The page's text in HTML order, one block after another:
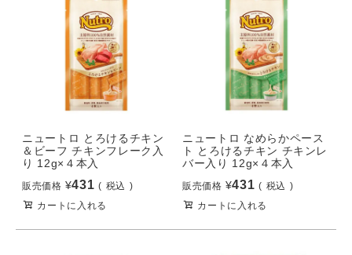
ニュートロ とろけるチキン
＆ビーフ チキンフレーク入
り 12g×４本入
販売価格 ¥431
税込
カートに入れる
ニュートロ なめらかペース
ト とろけるチキン チキンレ
バー入り 12g×４本入
販売価格 ¥431
税込
カートに入れる